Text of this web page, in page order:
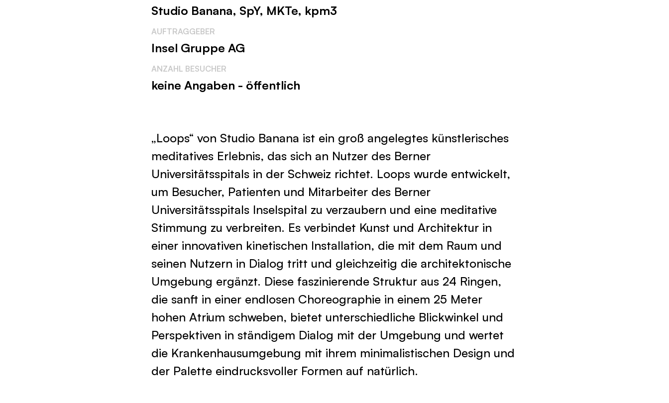
Studio Banana, SpY, MKTe, kpm3
AUFTRAGGEBER
Insel Gruppe AG
ANZAHL BESUCHER
keine Angaben - öffentlich
„Loops“ von Studio Banana ist ein groß angelegtes künstlerisches
meditatives Erlebnis, das sich an Nutzer des Berner
Universitätsspitals in der Schweiz richtet. Loops wurde entwickelt,
um Besucher, Patienten und Mitarbeiter des Berner
Universitätsspitals Inselspital zu verzaubern und eine meditative
Stimmung zu verbreiten. Es verbindet Kunst und Architektur in
einer innovativen kinetischen Installation, die mit dem Raum und
seinen Nutzern in Dialog tritt und gleichzeitig die architektonische
Umgebung ergänzt. Diese faszinierende Struktur aus 24 Ringen,
die sanft in einer endlosen Choreographie in einem 25 Meter
hohen Atrium schweben, bietet unterschiedliche Blickwinkel und
Perspektiven in ständigem Dialog mit der Umgebung und wertet
die Krankenhausumgebung mit ihrem minimalistischen Design und
der Palette eindrucksvoller Formen auf natürlich.